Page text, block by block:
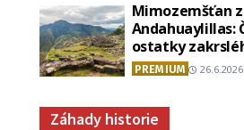
Mimozemšťan z
Andahuaylillas:
ostatky
stvoření s
lebkou?
PREMIUM 26.6.2026
Záhady historie